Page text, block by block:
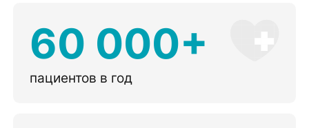
60 000+
пациентов в год